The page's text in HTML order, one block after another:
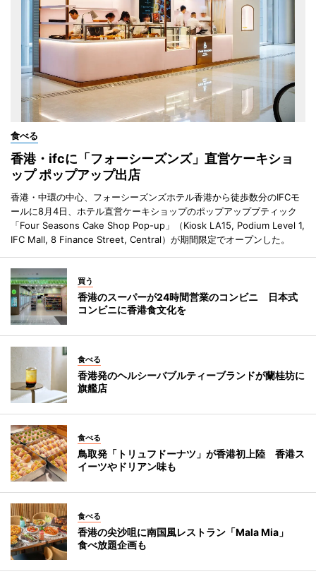
食べる
香港・ifcに「フォーシーズンズ」直営ケーキショ
ップ ポップアップ出店
香港・中環の中心、フォーシーズンズホテル香港から徒歩数分のIFCモ
ールに8月4日、ホテル直営ケーキショップのポップアップブティック
「Four Seasons Cake Shop Pop-up」（Kiosk LA15, Podium Level 1,
IFC Mall, 8 Finance Street, Central）が期間限定でオープンした。
買う
香港のスーパーが24時間営業のコンビニ 日本式
コンビニに香港食文化を
食べる
香港発のヘルシーバブルティーブランドが蘭桂坊に
旗艦店
食べる
鳥取発「トリュフドーナツ」が香港初上陸 香港ス
イーツやドリアン味も
食べる
香港の尖沙咀に南国風レストラン「Mala Mia」
食べ放題企画も